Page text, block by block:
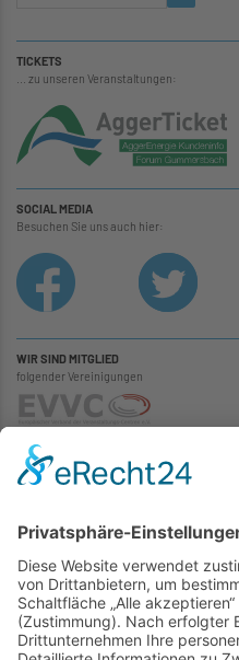
TICKETS
... zu unseren Veranstaltungen:
SOCIAL MEDIA
Besuchen Sie uns auch hier:
WIR SIND MITGLIED
folgender Vereinigungen
|
Impressum